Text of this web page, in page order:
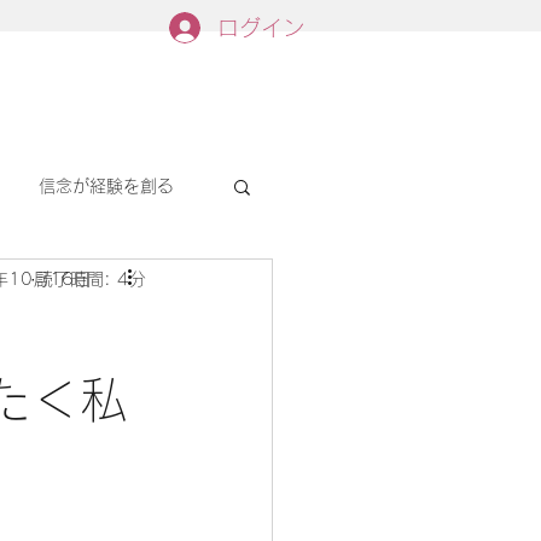
ログイン
信念が経験を創る
＜私
10月16日
読了時間: 4分